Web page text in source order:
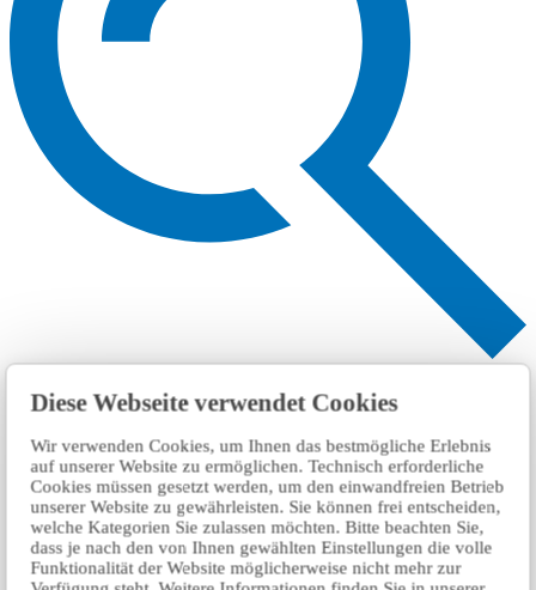
Diese Webseite verwendet Cookies
Wir verwenden Cookies, um Ihnen das bestmögliche Erlebnis
auf unserer Website zu ermöglichen. Technisch erforderliche
Cookies müssen gesetzt werden, um den einwandfreien Betrieb
unserer Website zu gewährleisten. Sie können frei entscheiden,
welche Kategorien Sie zulassen möchten. Bitte beachten Sie,
dass je nach den von Ihnen gewählten Einstellungen die volle
Funktionalität der Website möglicherweise nicht mehr zur